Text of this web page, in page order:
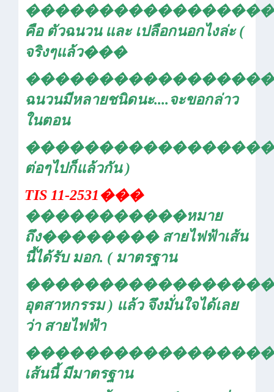
คือ ตัวฉนวน และ เปลือกนอกไงล่ะ (
จริงๆแล้ว���
ฉนวนมีหลายชนิดนะ....จะขอกล่าว
ในตอน
ต่อๆไปก็แล้วกัน )
TIS 11-2531���
�����������หมาย
ถึง�������� สายไฟฟ้าเส้น
นี้ได้รับ มอก. ( มาตรฐาน
อุตสาหกรรม ) แล้ว จึงมั่นใจได้เลย
ว่า สายไฟฟ้า
เส้นนี้ มีมาตรฐาน